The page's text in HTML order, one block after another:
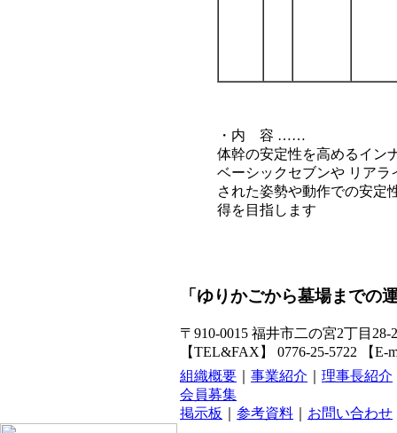
・内 容 ……
体幹の安定性を高めるイン
ベーシックセブンや リア
された姿勢や動作での安定
得を目指します
「ゆりかごから墓場までの
〒910-0015 福井市二の宮2丁目
【TEL&FAX】 0776-25-5722 【E-
組織概要
事業紹介 理事長紹介
会員募集
掲示板
参考資料 お問い合わせ